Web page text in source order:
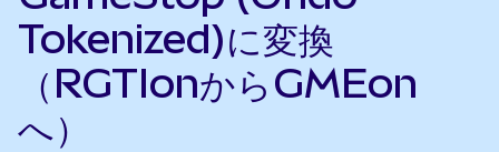
Tokenized)に変換
（RGTIonからGMEon
へ）